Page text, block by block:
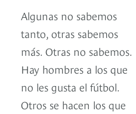
Algunas no sabemos
tanto, otras sabemos
más. Otras no sabemos.
Hay hombres a los que
no les gusta el fútbol.
Otros se hacen los que